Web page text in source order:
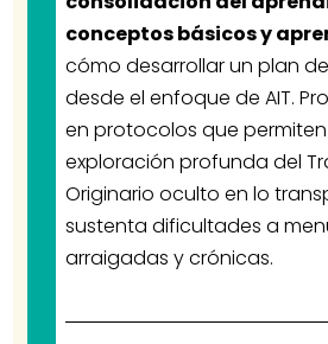
conceptos básicos y
cómo desarrollar un plan
desde el enfoque de AIT.
en protocolos que
exploración profunda del
Originario oculto en lo
sustenta dificultades a
arraigadas y crónicas.